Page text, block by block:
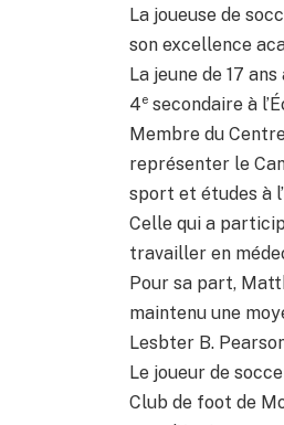
La joueuse de
son excellence
La jeune de 17
4e secondaire à
Membre du
représenter le
sport et études à
Celle qui a
travailler en
Pour sa part,
maintenu une
Lesbter B.
Le joueur de
Club de foot de